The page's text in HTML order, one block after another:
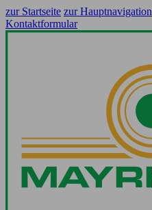
zur Startseite zur Hauptnavigation
Kontaktformular